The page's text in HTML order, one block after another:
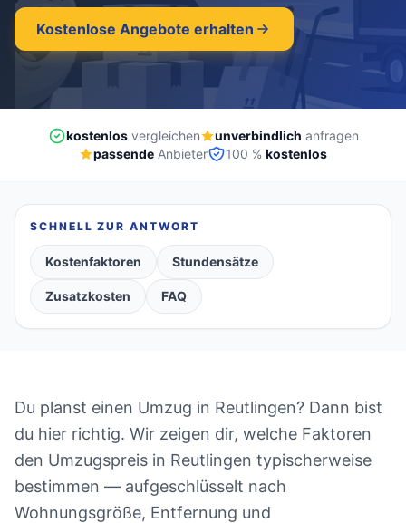
Kostenlose Angebote erhalten
kostenlosvergleichen unverbindlich anfragen
passende Anbieter 100 % kostenlos
SCHNELL ZUR ANTWORT
Kostenfaktoren Stundensätze
Zusatzkosten FAQ
Du planst einen Umzug in Reutlingen? Dann bist
du hier richtig. Wir zeigen dir, welche Faktoren
den Umzugspreis in Reutlingen typischerweise
bestimmen — aufgeschlüsselt nach
Wohnungsgröße, Entfernung und